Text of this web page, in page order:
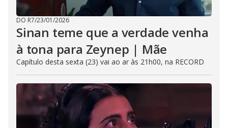
DO R7/23/01/2026
Sinan teme que a verdade venha
à tona para Zeynep | Mãe
Capítulo desta sexta (23) vai ao ar às 21h00, na RECORD